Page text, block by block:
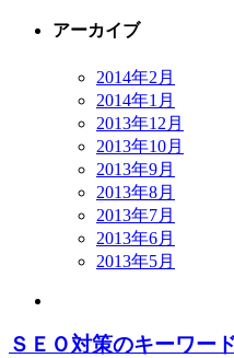
アーカイブ
2014年2月
2014年1月
2013年12月
2013年10月
2013年9月
2013年8月
2013年7月
2013年6月
2013年5月
ＳＥＯ対策のキーワー